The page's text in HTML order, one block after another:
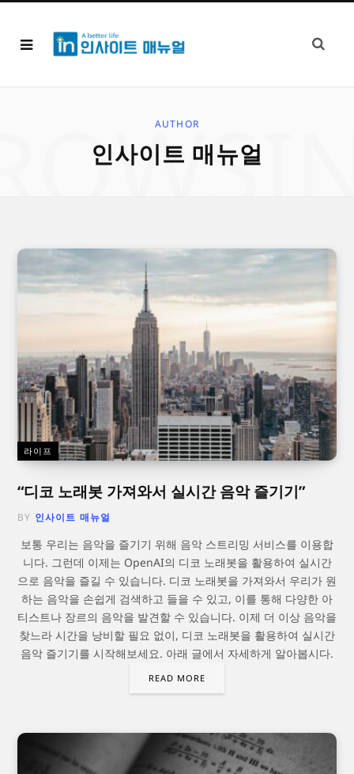
AUTHOR
인사이트 매뉴얼
라이프
“디코 노래봇 가져와서 실시간 음악 즐기기”
BY 인사이트 매뉴얼
보통 우리는 음악을 즐기기 위해 음악 스트리밍 서비스를 이용합
니다. 그런데 이제는 OpenAI의 디코 노래봇을 활용하여 실시간
으로 음악을 즐길 수 있습니다. 디코 노래봇을 가져와서 우리가 원
하는 음악을 손쉽게 검색하고 들을 수 있고, 이를 통해 다양한 아
티스트나 장르의 음악을 발견할 수 있습니다. 이제 더 이상 음악을
찾느라 시간을 낭비할 필요 없이, 디코 노래봇을 활용하여 실시간
음악 즐기기를 시작해보세요. 아래 글에서 자세하게 알아봅시다.
READ MORE